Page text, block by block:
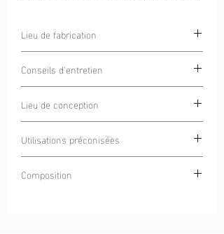
Lieu de fabrication
Chamonix, France
Conseils d'entretien
Blanchiment interdit
Lavage à 30°C
Ne pas repasser
Retourner à l'envers avant lavage
Ne pas mettre au sèche linge
Nettoyage à sec interdit
Lieu de conception
Chamonix Mont-Blanc, France
Utilisations préconisées
Trail
Running
Composition